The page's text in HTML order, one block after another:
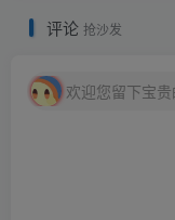
评论 抢沙发
欢迎您留下宝贵